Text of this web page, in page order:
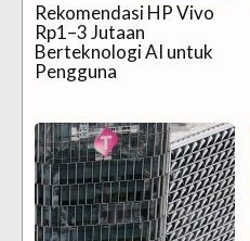
Rekomendasi HP Vivo
Rp1–3 Jutaan
Berteknologi AI untuk
Pengguna